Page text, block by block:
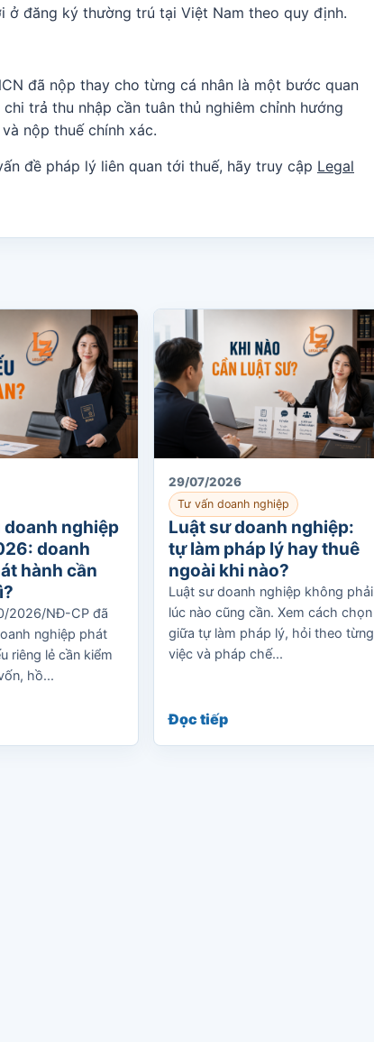
ở đăng ký thường trú tại Việt Nam theo quy định.
đã nộp thay cho từng cá nhân là một bước quan
trả thu nhập cần tuân thủ nghiêm chỉnh hướng
nộp thuế chính xác.
đề pháp lý liên quan tới thuế, hãy truy cập Legal
doanh nghiệp
doanh
hành cần
2026/NĐ-CP đã
nghiệp phát
riêng lẻ cần kiểm
hồ...
29/07/2026
Tư vấn doanh nghiệp
Luật sư doanh nghiệp:
tự làm pháp lý hay thuê
ngoài khi nào?
Luật sư doanh nghiệp không phải
lúc nào cũng cần. Xem cách chọn
giữa tự làm pháp lý, hỏi theo từng
việc và pháp chế...
Đọc tiếp